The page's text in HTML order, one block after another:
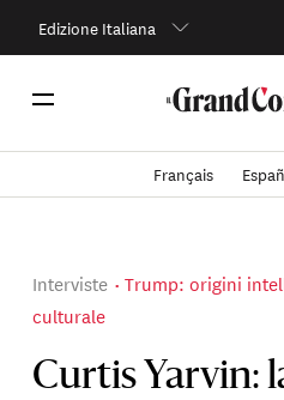
Edizione Italiana
Français
Curtis Yarvin:
Interviste
Trump: origini
culturale